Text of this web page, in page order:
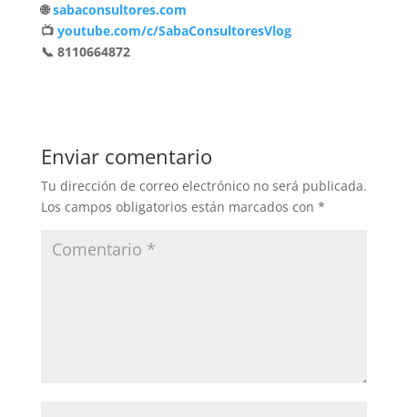
🌐sabaconsultores.com
📺 youtube.com/c/SabaConsultoresVlog
📞 8110664872
Enviar comentario
Tu dirección de correo electrónico no será publicada.
Los campos obligatorios están marcados con *